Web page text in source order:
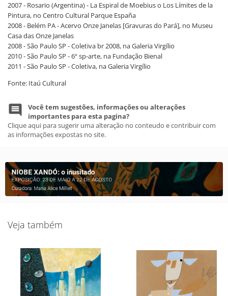
2007 - Rosario (Argentina) - La Espiral de Moebius o Los Límites de la
Pintura, no Centro Cultural Parque España
2008 - Belém PA - Acervo Onze Janelas [Gravuras do Pará], no Museu
Casa das Onze Janelas
2008 - São Paulo SP - Coletiva br 2008, na Galeria Virgílio
2010 - São Paulo SP - 6º sp-arte, na Fundação Bienal
2011 - São Paulo SP - Coletiva, na Galeria Virgílio
Fonte: Itaú Cultural
Você tem sugestões, informações ou alterações
importantes para esta pagina?
Clique aqui para sugerir uma alteração no conteudo e contribuir com
as informações expostas no site.
Veja também